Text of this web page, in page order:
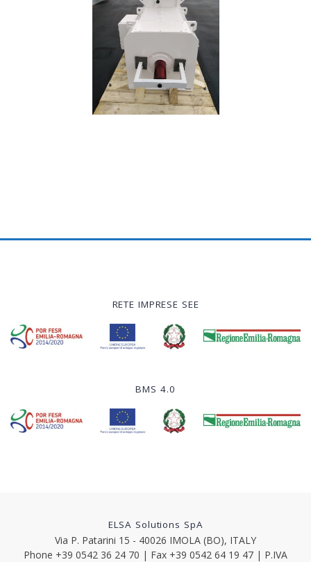
RETE IMPRESE SEE
BMS 4.0
ELSA Solutions SpA
Via P. Patarini 15 - 40026 IMOLA (BO), ITALY
Phone +39 0542 36 24 70 | Fax +39 0542 64 19 47 | P.IVA